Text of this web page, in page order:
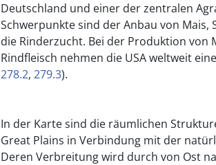
Deutschland und einer der zentralen
Schwerpunkte sind der Anbau von Mais,
die Rinderzucht. Bei der Produktion von
Rindfleisch nehmen die USA weltweit
278.2, 279.3).
In der Karte sind die räumlichen
Great Plains in Verbindung mit der
Deren Verbreitung wird durch von Ost